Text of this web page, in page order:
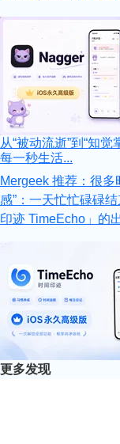
从“被动流逝”到“知
每一秒生活...
Mergeek 推荐：很
感”：一天忙忙碌碌
印迹 TimeEcho」的
更多发现